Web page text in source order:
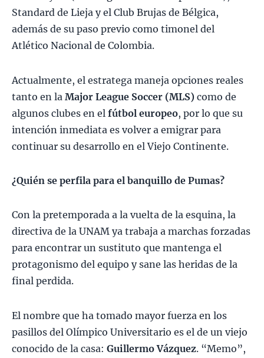
Standard de Lieja y el Club Brujas de Bélgica,
además de su paso previo como timonel del
Atlético Nacional de Colombia.
Actualmente, el estratega maneja opciones reales
tanto en la Major League Soccer (MLS) como de
algunos clubes en el fútbol europeo, por lo que su
intención inmediata es volver a emigrar para
continuar su desarrollo en el Viejo Continente.
¿Quién se perfila para el banquillo de Pumas?
Con la pretemporada a la vuelta de la esquina, la
directiva de la UNAM ya trabaja a marchas forzadas
para encontrar un sustituto que mantenga el
protagonismo del equipo y sane las heridas de la
final perdida.
El nombre que ha tomado mayor fuerza en los
pasillos del Olímpico Universitario es el de un viejo
conocido de la casa: Guillermo Vázquez. “Memo”,